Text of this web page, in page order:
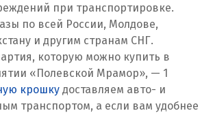
при транспортировке.
по всей России, Молдове,
и другим странам СНГ.
которую можно купить в
«Полевской Мрамор», — 1
крошку доставляем авто- и
транспортом, а если вам удобнее